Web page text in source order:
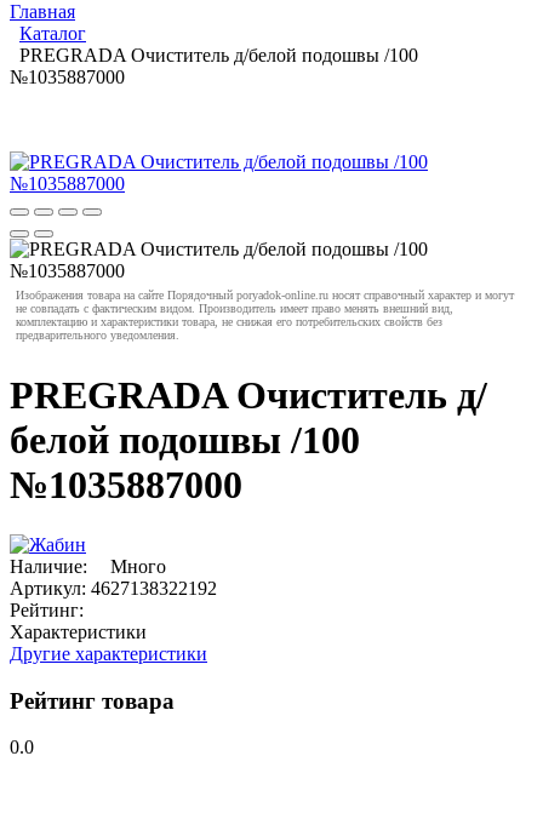
Главная
Каталог
PREGRADA Очиститель д/белой подошвы /100
№1035887000
Изображения товара на сайте Порядочный poryadok-online.ru носят справочный характер и могут
не совпадать с фактическим видом. Производитель имеет право менять внешний вид,
комплектацию и характеристики товара, не снижая его потребительских свойств без
предварительного уведомления.
PREGRADA Очиститель д/
белой подошвы /100
№1035887000
Наличие:
Много
Артикул: 4627138322192
Рейтинг:
Характеристики
Другие характеристики
Рейтинг товара
0.0